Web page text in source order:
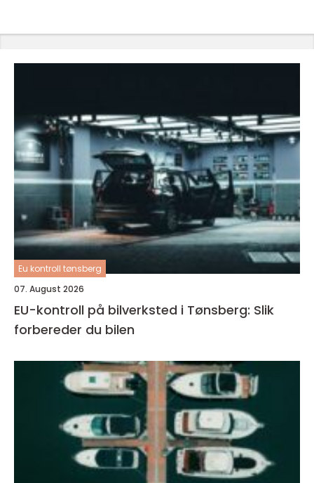
Eu kontroll tønsberg
07. August 2026
EU-kontroll på bilverksted i Tønsberg: Slik
forbereder du bilen